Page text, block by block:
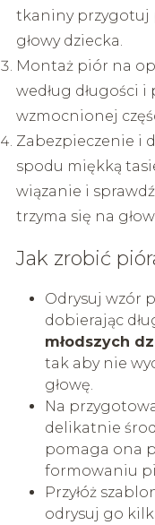
tkaniny przygotuj
głowy dziecka.
Montaż piór na
według długości
wzmocnionej
Zabezpieczenie i
spodu miękką
wiązanie i
trzyma się na
Jak zrobić
Odrysuj wzór
dobierając
młodszych
tak aby nie
głowę.
Na
delikatnie
pomaga ona
formowaniu
Przyłóż
odrysuj go